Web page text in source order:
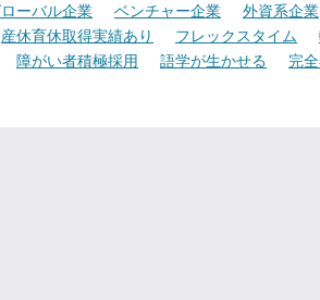
ーバル企業 ベンチャー企業 外資系企業
産休育休取得実績あり フレックスタイム
障がい者積極採用 語学が生かせる 完